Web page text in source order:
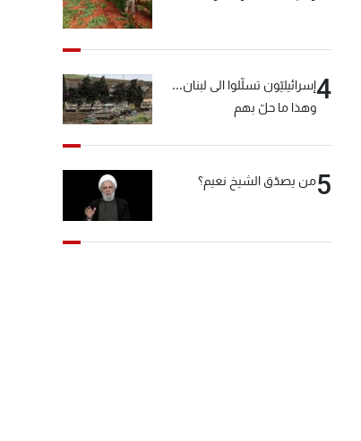
4إسرائيليّون تسلّلوا الى لبنان...
وهذا ما حلّ بهم
5من يصدّق الشيخ نعيم؟